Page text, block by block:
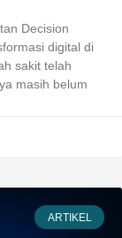
Decision
digital di
sakit telah
masih belum
ARTIKEL